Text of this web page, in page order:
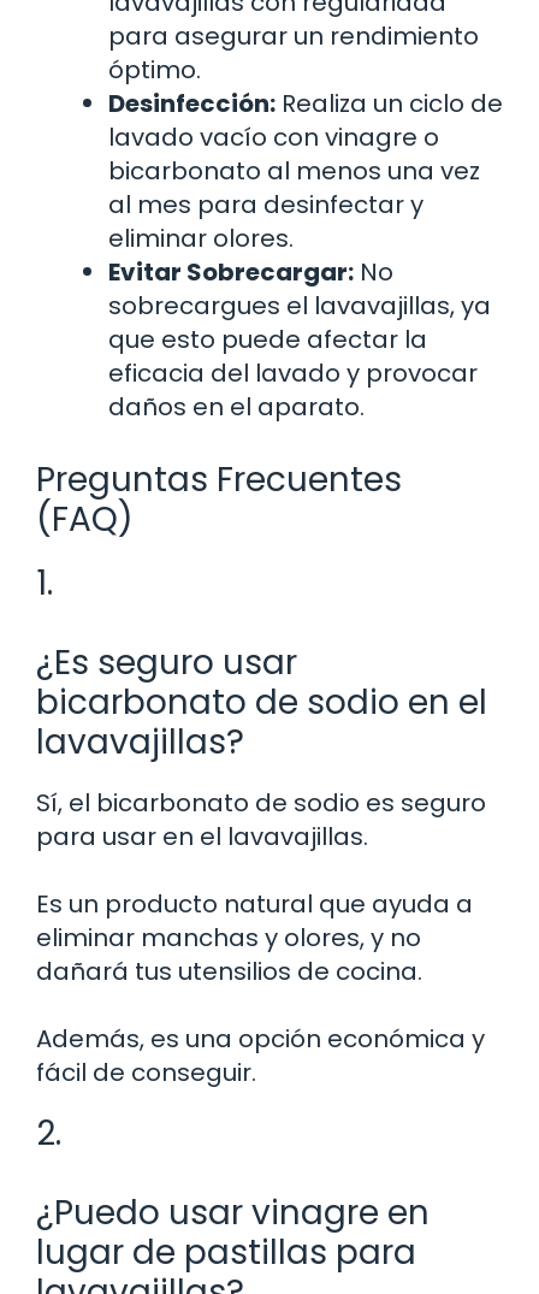
para asegurar un rendimiento
óptimo.
Desinfección: Realiza un ciclo de
lavado vacío con vinagre o
bicarbonato al menos una vez
al mes para desinfectar y
eliminar olores.
Evitar Sobrecargar: No
sobrecargues el lavavajillas, ya
que esto puede afectar la
eficacia del lavado y provocar
daños en el aparato.
Preguntas Frecuentes
(FAQ)
1.
¿Es seguro usar
bicarbonato de sodio en el
lavavajillas?
Sí, el bicarbonato de sodio es seguro
para usar en el lavavajillas.
Es un producto natural que ayuda a
eliminar manchas y olores, y no
dañará tus utensilios de cocina.
Además, es una opción económica y
fácil de conseguir.
2.
¿Puedo usar vinagre en
lugar de pastillas para